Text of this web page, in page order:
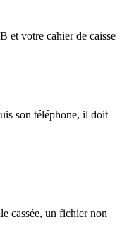
et votre cahier de caisse
son téléphone, il doit
cassée, un fichier non